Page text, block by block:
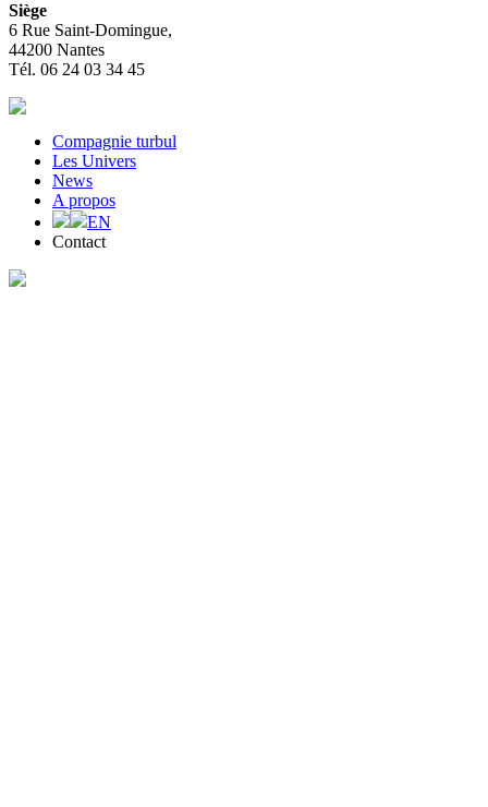
Siège
6 Rue Saint-Domingue,
44200 Nantes
Tél. 06 24 03 34 45
Compagnie turbul
Les Univers
News
A propos
EN
Contact